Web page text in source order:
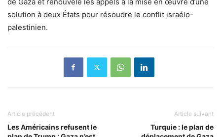
solution à deux États pour résoudre le conflit israélo-
palestinien.
Article précédent
Les Américains refusent le
Article suivant
Turquie : le plan de